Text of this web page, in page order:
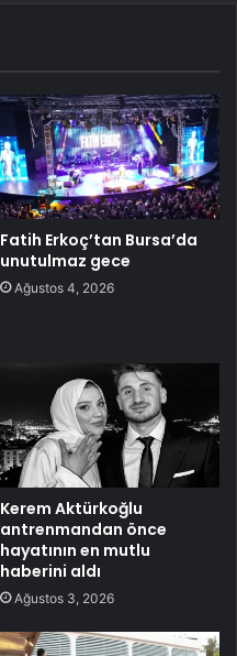
Fatih Erkoç’tan Bursa’da
unutulmaz gece
Ağustos 4, 2026
Kerem Aktürkoğlu
antrenmandan önce
hayatının en mutlu
haberini aldı
Ağustos 3, 2026